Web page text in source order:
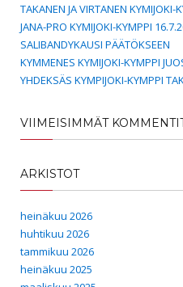
TAKANEN JA VIRTANEN
JANA-PRO KYMIJOKI-KYMPPI
SALIBANDYKAUSI PÄÄTÖKSEEN
KYMMENES KYMIJOKI-KYMPPI
YHDEKSÄS KYMPIJOKI-KYMPPI
VIIMEISIMMÄT
ARKISTOT
heinäkuu 2026
huhtikuu 2026
tammikuu 2026
heinäkuu 2025